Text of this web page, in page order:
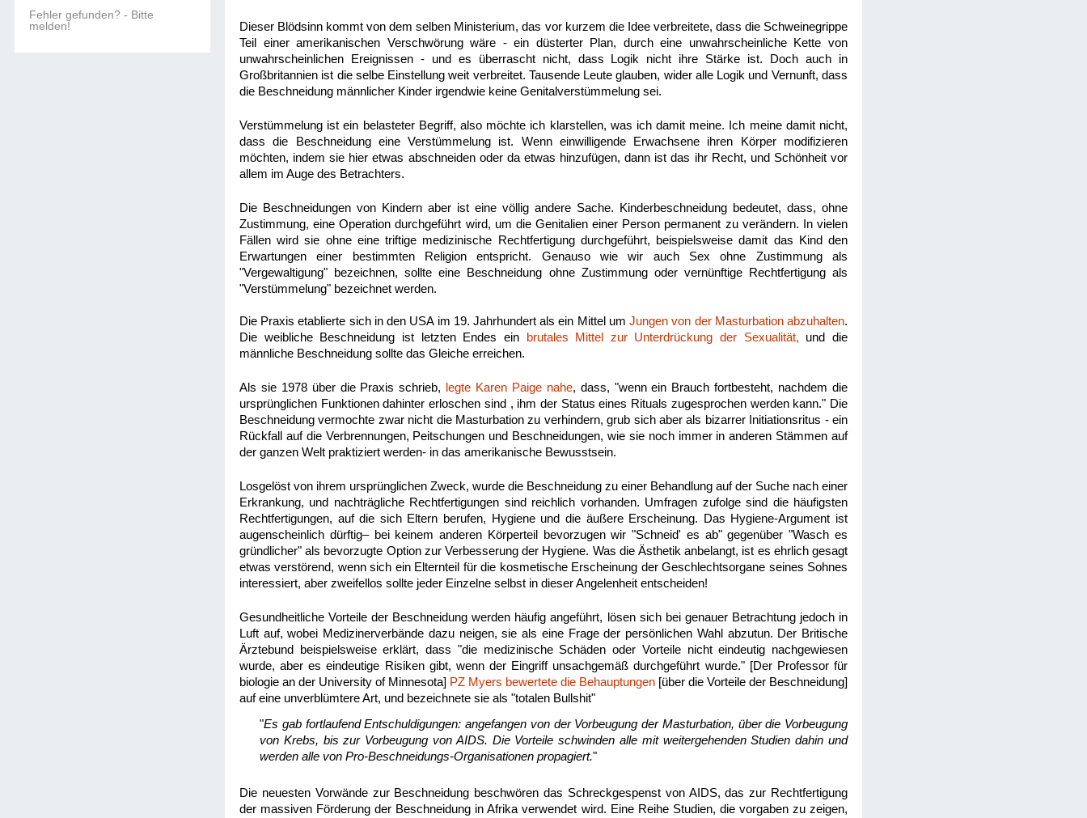
Fehler gefunden? - Bitte
melden!
Dieser Blödsinn kommt von dem selben Ministerium, das vor kurzem die Idee verbreitete, dass die Schweinegrippe
Teil einer amerikanischen Verschwörung wäre - ein düsterter Plan, durch eine unwahrscheinliche Kette von
unwahrscheinlichen Ereignissen - und es überrascht nicht, dass Logik nicht ihre Stärke ist. Doch auch in
Großbritannien ist die selbe Einstellung weit verbreitet. Tausende Leute glauben, wider alle Logik und Vernunft, dass
die Beschneidung männlicher Kinder irgendwie keine Genitalverstümmelung sei.
Verstümmelung ist ein belasteter Begriff, also möchte ich klarstellen, was ich damit meine. Ich meine damit nicht,
dass die Beschneidung eine Verstümmelung ist. Wenn einwilligende Erwachsene ihren Körper modifizieren
möchten, indem sie hier etwas abschneiden oder da etwas hinzufügen, dann ist das ihr Recht, und Schönheit vor
allem im Auge des Betrachters.
Die Beschneidungen von Kindern aber ist eine völlig andere Sache. Kinderbeschneidung bedeutet, dass, ohne
Zustimmung, eine Operation durchgeführt wird, um die Genitalien einer Person permanent zu verändern. In vielen
Fällen wird sie ohne eine triftige medizinische Rechtfertigung durchgeführt, beispielsweise damit das Kind den
Erwartungen einer bestimmten Religion entspricht. Genauso wie wir auch Sex ohne Zustimmung als
"Vergewaltigung" bezeichnen, sollte eine Beschneidung ohne Zustimmung oder vernünftige Rechtfertigung als
"Verstümmelung" bezeichnet werden.
Die Praxis etablierte sich in den USA im 19. Jahrhundert als ein Mittel umJungen von der Masturbation abzuhalten.
Die weibliche Beschneidung ist letzten Endes ein
brutales Mittel zur Unterdrückung der Sexualität, und die
männliche Beschneidung sollte das Gleiche erreichen.
Als sie 1978 über die Praxis schrieb, legte Karen Paige nahe, dass, "wenn ein Brauch fortbesteht, nachdem die
ursprünglichen Funktionen dahinter erloschen sind , ihm der Status eines Rituals zugesprochen werden kann." Die
Beschneidung vermochte zwar nicht die Masturbation zu verhindern, grub sich aber als bizarrer Initiationsritus - ein
Rückfall auf die Verbrennungen, Peitschungen und Beschneidungen, wie sie noch immer in anderen Stämmen auf
der ganzen Welt praktiziert werden- in das amerikanische Bewusstsein.
Losgelöst von ihrem ursprünglichen Zweck, wurde die Beschneidung zu einer Behandlung auf der Suche nach einer
Erkrankung, und nachträgliche Rechtfertigungen sind reichlich vorhanden. Umfragen zufolge sind die häufigsten
Rechtfertigungen, auf die sich Eltern berufen, Hygiene und die äußere Erscheinung. Das Hygiene-Argument ist
augenscheinlich dürftig– bei keinem anderen Körperteil bevorzugen wir "Schneid' es ab" gegenüber "Wasch es
gründlicher" als bevorzugte Option zur Verbesserung der Hygiene. Was die Ästhetik anbelangt, ist es ehrlich gesagt
etwas verstörend, wenn sich ein Elternteil für die kosmetische Erscheinung der Geschlechtsorgane seines Sohnes
interessiert, aber zweifellos sollte jeder Einzelne selbst in dieser Angelenheit entscheiden!
Gesundheitliche Vorteile der Beschneidung werden häufig angeführt, lösen sich bei genauer Betrachtung jedoch in
Luft auf, wobei Medizinerverbände dazu neigen, sie als eine Frage der persönlichen Wahl abzutun. Der Britische
Ärztebund beispielsweise erklärt, dass "die medizinische Schäden oder Vorteile nicht eindeutig nachgewiesen
wurde, aber es eindeutige Risiken gibt, wenn der Eingriff unsachgemäß durchgeführt wurde." [Der Professor für
biologie an der University of Minnesota] PZ Myers bewertete die Behauptungen [über die Vorteile der Beschneidung]
auf eine unverblümtere Art, und bezeichnete sie als "totalen Bullshit"
"Es gab fortlaufend Entschuldigungen: angefangen von der Vorbeugung der Masturbation, über die Vorbeugung
von Krebs, bis zur Vorbeugung von AIDS. Die Vorteile schwinden alle mit weitergehenden Studien dahin und
werden alle von Pro-Beschneidungs-Organisationen propagiert."
Die neuesten Vorwände zur Beschneidung beschwören das Schreckgespenst von AIDS, das zur Rechtfertigung
der massiven Förderung der Beschneidung in Afrika verwendet wird. Eine Reihe Studien, die vorgaben zu zeigen,